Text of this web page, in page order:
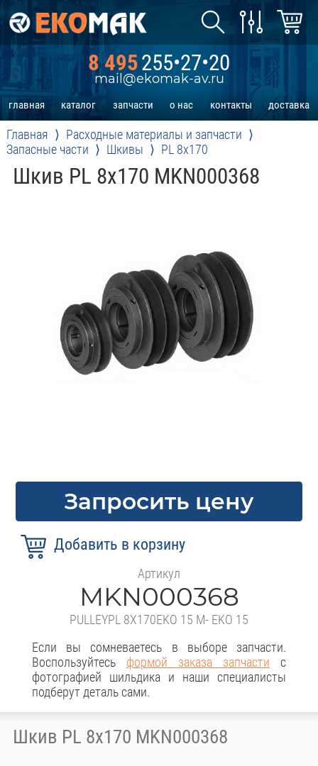
8 495255•27•20
mail@ekomak-av.ru
главная каталог запчасти о нас контакты доставка
Главная
Расходные материалы и запчасти
Запасные части
Шкивы PL 8x170
Шкив PL 8x170 MKN000368
Запросить цену
Артикул
MKN000368
PULLEYPL 8X170EKO 15 M- EKO 15
Если вы сомневаетесь в выборе запчасти.
Воспользуйтесь формой заказа запчасти с
фотографией шильдика и наши специалисты
подберут деталь сами.
Шкив PL 8x170 MKN000368